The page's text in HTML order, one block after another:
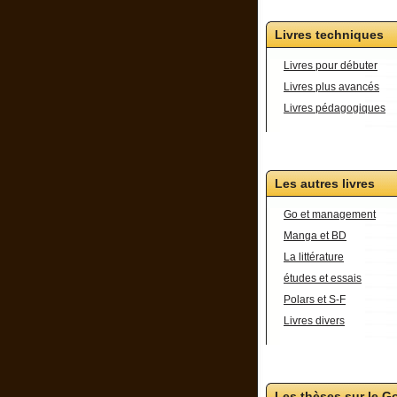
Livres techniques
Livres pour débuter
Livres plus avancés
Livres pédagogiques
Les autres livres
Go et management
Manga et BD
La littérature
études et essais
Polars et S-F
Livres divers